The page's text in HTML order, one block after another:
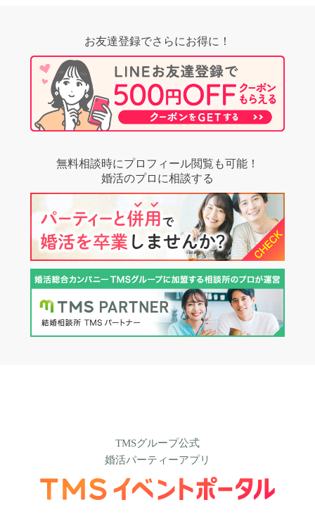
お友達登録でさらにお得に！
無料相談時にプロフィール閲覧も可能！
婚活のプロに相談する
TMSグループ公式
婚活パーティーアプリ